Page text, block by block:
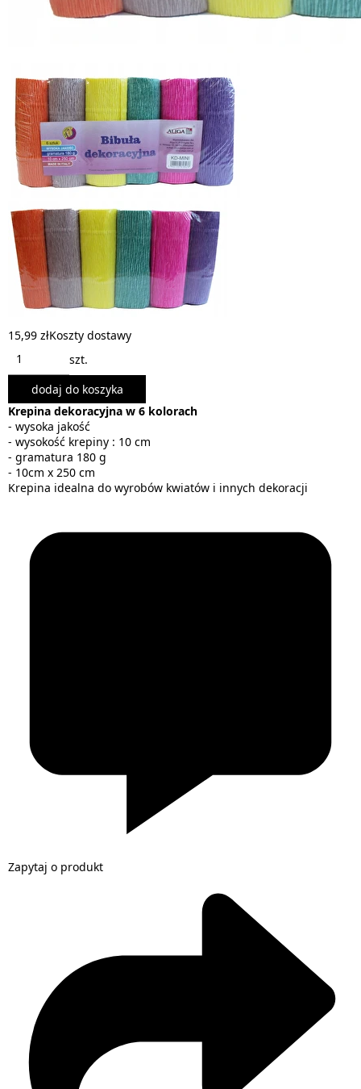
15,99 złKoszty dostawy
szt.
dodaj do koszyka
Krepina dekoracyjna w 6 kolorach
- wysoka jakość
- wysokość krepiny : 10 cm
- gramatura 180 g
- 10cm x 250 cm
Krepina idealna do wyrobów kwiatów i innych dekoracji
Zapytaj o produkt